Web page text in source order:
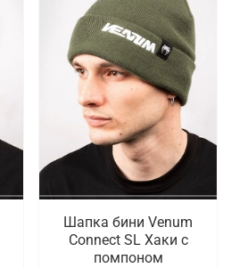
Шапка бини Venum
Connect SL Хаки с
помпоном